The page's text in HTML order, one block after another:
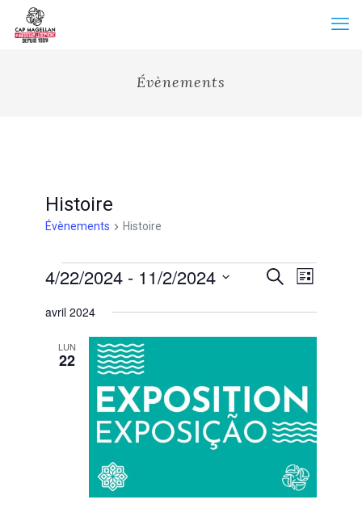
Évènements
Histoire
Évènements Histoire
Évènements
Recherche
vues
Recherche
Navigation
de
Évènement
Liste
4/22/2024 - 11/2/2024
une
avril 2024
LUN
22